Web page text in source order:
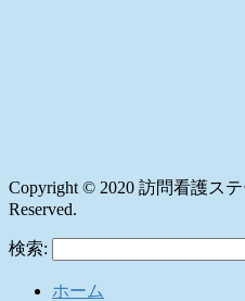
Copyright © 2020 訪問看護ス
Reserved.
検索:
ホーム